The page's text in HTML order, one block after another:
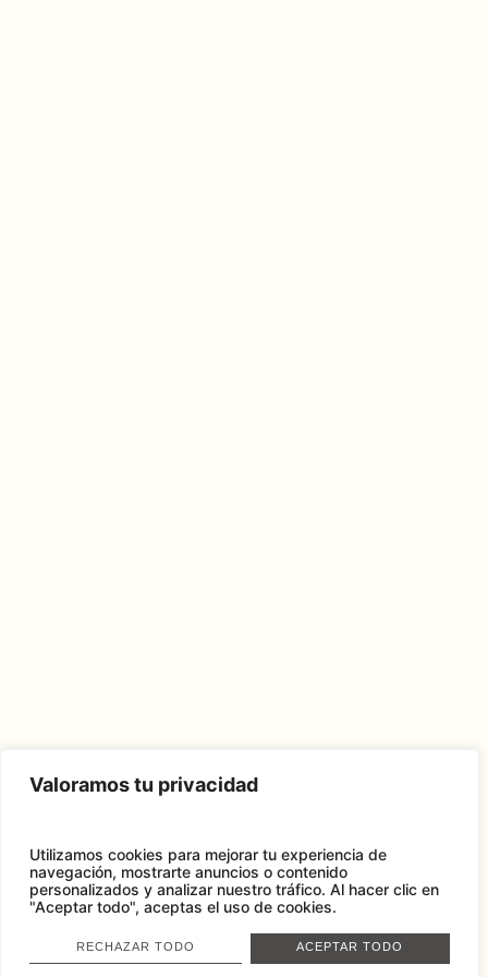
Valoramos tu privacidad
Utilizamos cookies para mejorar tu experiencia de
navegación, mostrarte anuncios o contenido
personalizados y analizar nuestro tráfico. Al hacer clic en
"Aceptar todo", aceptas el uso de cookies.
RECHAZAR TODO ACEPTAR TODO